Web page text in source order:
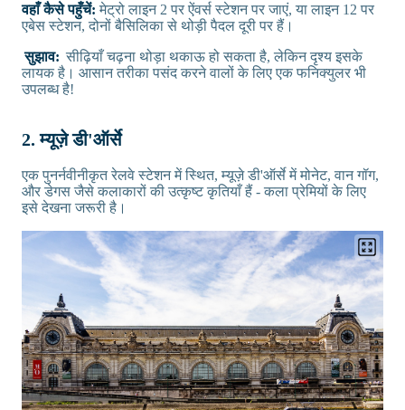
वहाँ कैसे पहुँचें:मेट्रो लाइन 2 पर ऐंवर्स स्टेशन पर जाएं, या लाइन 12 पर
एबेस स्टेशन, दोनों बैसिलिका से थोड़ी पैदल दूरी पर हैं।
सुझाव: सीढ़ियाँ चढ़ना थोड़ा थकाऊ हो सकता है, लेकिन दृश्य इसके
लायक है। आसान तरीका पसंद करने वालों के लिए एक फनिक्युलर भी
उपलब्ध है!
2. म्यूज़े डी'ऑर्से
एक पुनर्नवीनीकृत रेलवे स्टेशन में स्थित, म्यूज़े डी'ऑर्से में मोनेट, वान गॉग,
और डेगस जैसे कलाकारों की उत्कृष्ट कृतियाँ हैं - कला प्रेमियों के लिए
इसे देखना जरूरी है।